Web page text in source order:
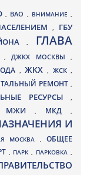
, ВАО , ВНИМАНИЕ ,
, ГБУ
, ГЛАВА
,ДЖКХ МОСКВЫ ,
, ЖКХ, ЖСК,
РЕМОНТ ,
РЕСУРСЫ,
МЖИ, МКД ,
И
МОСКВА ,ОБЩЕЕ
, ПАРК, ПАРКОВКА ,